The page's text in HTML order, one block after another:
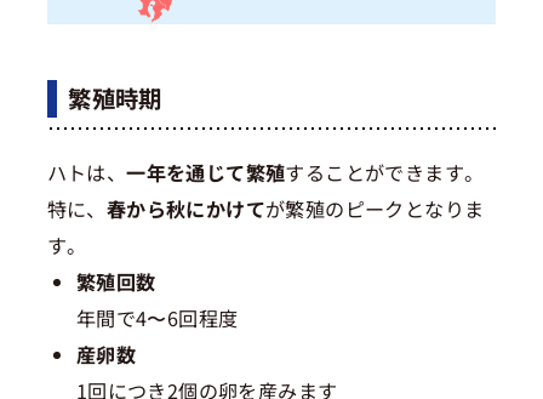
繁殖時期
ハトは、一年を通じて繁殖することができます。
特に、 春から秋にかけてが繁殖のピークとなりま
す。
繁殖回数
年間で4〜6回程度
産卵数
1回につき2個の卵を産みます